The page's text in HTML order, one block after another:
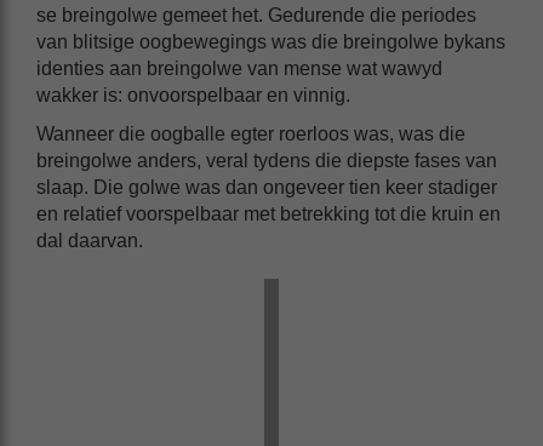
se breingolwe gemeet het. Gedurende die periodes
van blitsige oogbewegings was die breingolwe bykans
identies aan breingolwe van mense wat wawyd
wakker is: onvoorspelbaar en vinnig.
Wanneer die oogballe egter roerloos was, was die
breingolwe anders, veral tydens die diepste fases van
slaap. Die golwe was dan ongeveer tien keer stadiger
en relatief voorspelbaar met betrekking tot die kruin en
dal daarvan.